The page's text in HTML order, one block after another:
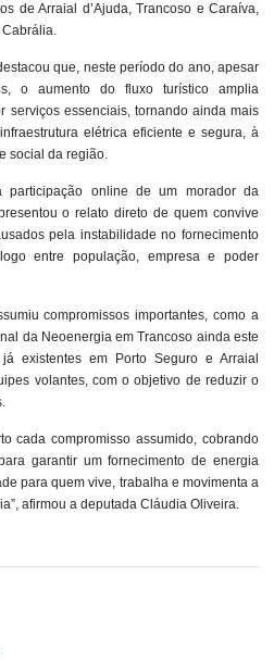
de Arraial d’Ajuda, Trancoso e Caraíva,
que, neste período do ano, apesar
o aumento do fluxo turístico amplia
serviços essenciais, tornando ainda mais
elétrica eficiente e segura, à
social da região.
online de um morador da
o relato direto de quem convive
pela instabilidade no fornecimento
entre população, empresa e poder
compromissos importantes, como a
da Neoenergia em Trancoso ainda este
existentes em Porto Seguro e Arraial
volantes, com o objetivo de reduzir o
cada compromisso assumido, cobrando
garantir um fornecimento de energia
para quem vive, trabalha e movimenta a
afirmou a deputada Cláudia Oliveira.